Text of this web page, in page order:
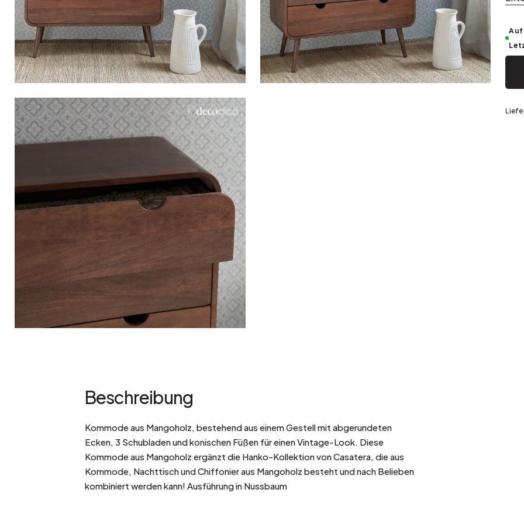
Bistro
Meeresufer
Flohmarkt
Zeitgenössisch
Haussmannscher Geist
Großes Hotel
Natürlich
Samt
Blondes Holz
Pappmaché
Glas
Zink und Galvano
Silber
Auf
Beschreibung
Kommode aus Mangoholz, bestehend aus einem Gestell mit abgerundeten
Ecken, 3 Schubladen und konischen Füßen für einen Vintage-Look. Diese
Kommode aus Mangoholz ergänzt die Hanko-Kollektion von Casatera, die aus
Kommode, Nachttisch und Chiffonier aus Mangoholz besteht und nach Belieben
kombiniert werden kann! Ausführung in Nussbaum